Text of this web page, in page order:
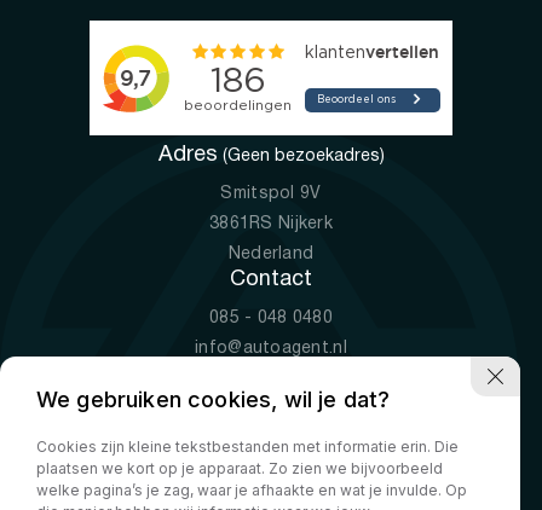
Adres (Geen bezoekadres)
Smitspol 9V
3861RS Nijkerk
Nederland
Contact
085 - 048 0480
info@autoagent.nl
Openingstijden
Ma-Vr
09:00 - 19:00
Za
10:00 - 17:00
We gebruiken cookies, wil je dat?
Cookies zijn kleine tekstbestanden met informatie erin. Die
plaatsen we kort op je apparaat. Zo zien we bijvoorbeeld
welke pagina’s je zag, waar je afhaakte en wat je invulde. Op